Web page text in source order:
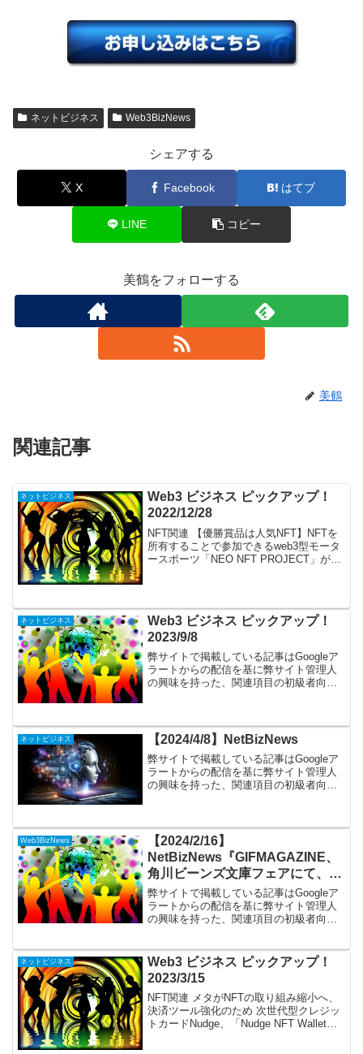
ネットビジネス Web3BizNews
シェアする
X Facebook はてブ
LINE コピー
美鶴をフォローする
美鶴
関連記事
ネットビジネス
Web3 ビジネス ピックアップ！
2022/12/28
NFT関連 【優勝賞品は人気NFT】NFTを
所有することで参加できるweb3型モータ
ースポーツ「NEO NFT PROJECT」が、
ネットビジネス
Web3 ビジネス ピックアップ！
2023/9/8
弊サイトで掲載している記事はGoogleア
ラートからの配信を基に弊サイト管理人
の興味を持った、関連項目の初級者向け
ネットビジネス 【2024/4/8】NetBizNews
弊サイトで掲載している記事はGoogleア
ラートからの配信を基に弊サイト管理人
の興味を持った、関連項目の初級者向け
す。「独断と偏...
Web3BizNews
【2024/2/16】
NetBizNews『GIFMAGAZINE、
角川ビーンズ文庫フェアにて、
NFTを活用したデジタルスタンプ
ラリーキャンペーンを本日より開
始！』他
弊サイトで掲載している記事はGoogleア
ラートからの配信を基に弊サイト管理人
の興味を持った、関連項目の初級者向け
記事の要約はChatGPTにて行っていま
す。本投稿には...
ネットビジネス
Web3 ビジネス ピックアップ！
2023/3/15
NFT関連 メタがNFTの取り組み縮小へ、
決済ツール強化のため 次世代型クレジッ
トカードNudge、「Nudge NFT Wallet